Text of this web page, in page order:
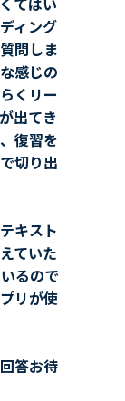
ィング
問しま
感じの
くリー
出てき
復習を
切り出
キスト
ていた
るので
リが使
答お待